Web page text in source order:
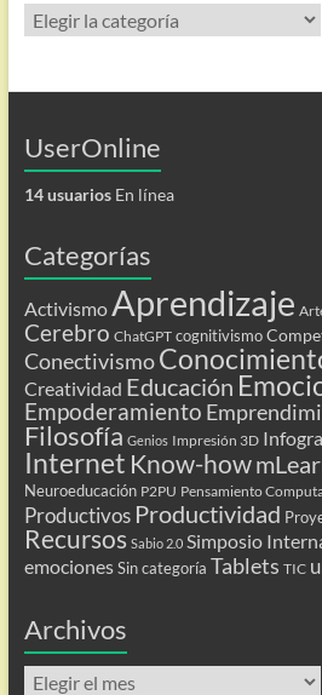
Categorías
UserOnline
14 usuariosEn línea
Categorías
Activismo Aprendizaje
Cerebro ChatGPT cognitivismo
Conectivismo
Creatividad Educación
Empoderamiento
Filosofía Genios Impresión 3D
Internet Know-how
Neuroeducación P2PU Pensamiento
Productivos Productividad
Recursos Sabio 2.0 Simposio
emociones Sin categoría Tablets TIC
Archivos
Archivos